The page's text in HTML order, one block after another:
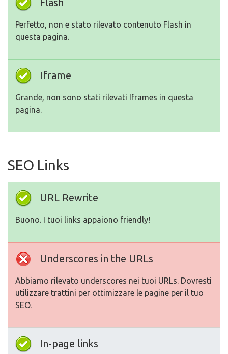
Flash
Perfetto, non e stato rilevato contenuto Flash in
questa pagina.
Iframe
Grande, non sono stati rilevati Iframes in questa
pagina.
SEO Links
URL Rewrite
Buono. I tuoi links appaiono friendly!
Underscores in the URLs
Abbiamo rilevato underscores nei tuoi URLs. Dovresti
utilizzare trattini per ottimizzare le pagine per il tuo
SEO.
In-page links